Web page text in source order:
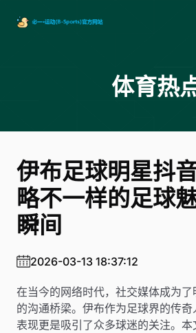
体育热
伊布足球明星抖
略不一样的足球
瞬间
2026-03-13 18:37:12
在当今的网络时代，社交媒体成为
的沟通桥梁。伊布作为足球界的传
表现更是吸引了众多球迷的关注。本